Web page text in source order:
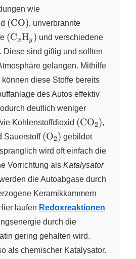
wie
\left(
\ce{CO}
\right)
(CO), unverbrannte
\left(
\ce{C}_x
\ce{H}_y
\right)
(CxHy ) und verschiedene
. Diese sind giftig und sollten
gelangen. Mithilfe
diese Stoffe bereits
des Autos effektiv
deutlich weniger
Kohlenstoffdioxid \left(
\ce{CO2}
\right)
(COX
2),
Sauerstoff \left(
\ce{O2}
\right)
(OX
2) gebildet
wird oft einfach die
Vorrichtung als Katalysator
die Autoabgase durch
Keramikkammern
laufen Redoxreaktionen
durch die
gering gehalten wird.
als chemischer Katalysator.